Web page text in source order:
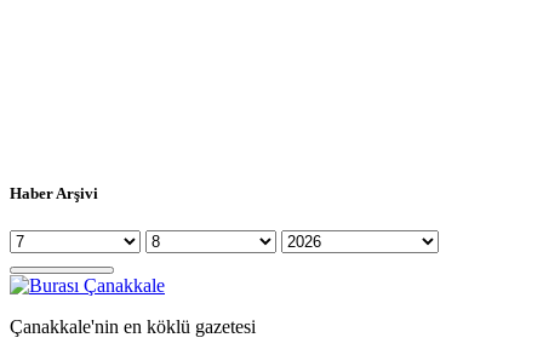
Haber Arşivi
Çanakkale'nin en köklü gazetesi